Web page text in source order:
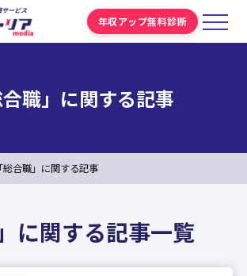
年収アップ無料診断
合職」に関する記事
「総合職」に関する記事
に関する記事一覧